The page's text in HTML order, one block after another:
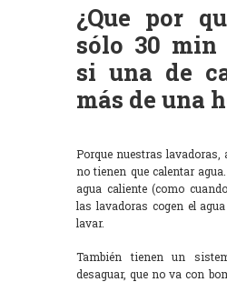
¿Que por
sólo 30 min
si una de
más de una
Porque nuestras lavadoras,
no tienen que calentar
agua caliente (como
las lavadoras cogen el
lavar.
También tienen un
desaguar, que no va con